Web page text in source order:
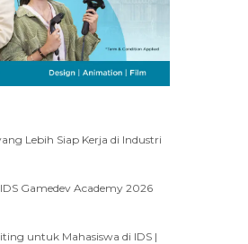
Lebih Siap Kerja di Industri
Gamedev Academy 2026
untuk Mahasiswa di IDS |